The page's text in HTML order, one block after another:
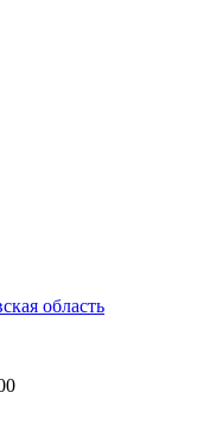
область